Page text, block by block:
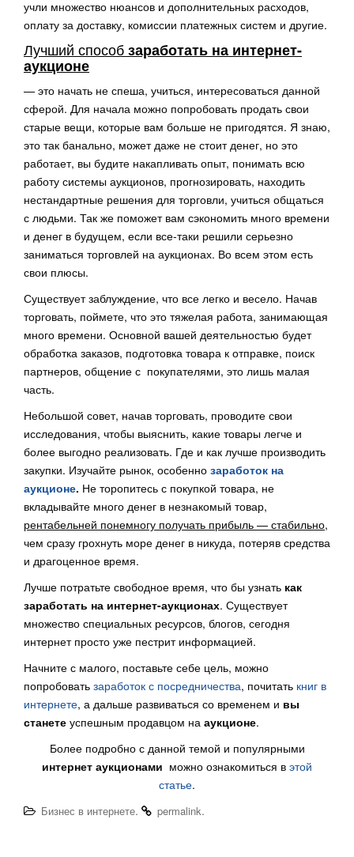
учли множество нюансов и дополнительных расходов,
оплату за доставку, комиссии платежных систем и другие.
Лучший способзаработать на интернет-
аукционе
— это начать не спеша, учиться, интересоваться данной
сферой. Для начала можно попробовать продать свои
старые вещи, которые вам больше не пригодятся. Я знаю,
это так банально, может даже не стоит денег, но это
работает, вы будите накапливать опыт, понимать всю
работу системы аукционов, прогнозировать, находить
нестандартные решения для торговли, учиться общаться
с людьми. Так же поможет вам сэкономить много времени
и денег в будущем, если все-таки решили серьезно
заниматься торговлей на аукционах. Во всем этом есть
свои плюсы.
Существует заблуждение, что все легко и весело. Начав
торговать, поймете, что это тяжелая работа, занимающая
много времени. Основной вашей деятельностью будет
обработка заказов, подготовка товара к отправке, поиск
партнеров, общение с покупателями, это лишь малая
часть.
Небольшой совет, начав торговать, проводите свои
исследования, чтобы выяснить, какие товары легче и
более выгодно реализовать. Где и как лучше производить
закупки. Изучайте рынок, особенно заработок на
аукционе. Не торопитесь с покупкой товара, не
вкладывайте много денег в незнакомый товар,
рентабельней понемногу получать прибыль — стабильно,
чем сразу грохнуть море денег в никуда, потеряв средства
и драгоценное время.
Лучше потратьте свободное время, что бы узнать как
заработать на интернет-аукционах. Существует
множество специальных ресурсов, блогов, сегодня
интернет просто уже пестрит информацией.
Начните с малого, поставьте себе цель, можно
попробовать заработок с посредничества, почитать книг в
интернете, а дальше развиваться со временем и вы
станете успешным продавцом на аукционе.
Более подробно с данной темой и популярными
интернет аукционами можно ознакомиться в этой
статье.
Бизнес в интернете. permalink.